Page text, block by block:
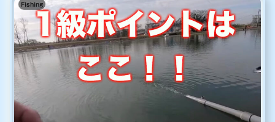
Fishing